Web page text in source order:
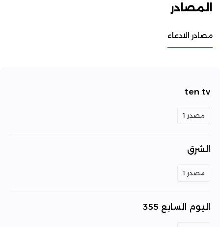
المصادر
مصادر الادعاء
ten tv
مصدر 1
الشرق
مصدر 1
اليوم السابع 355